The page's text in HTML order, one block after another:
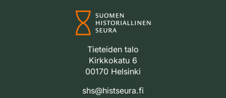
Tieteiden talo
Kirkkokatu 6
00170 Helsinki
shs@histseura.fi